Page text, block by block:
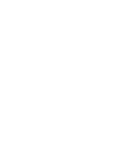
für andere Länder